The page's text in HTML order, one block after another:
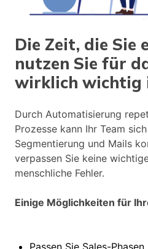
Die Zeit, die Sie
nutzen Sie für
wirklich wichtig
Durch Automatisierung
Prozesse kann Ihr Team
Segmentierung und Mails
verpassen Sie keine
menschliche Fehler.
Einige Möglichkeiten für